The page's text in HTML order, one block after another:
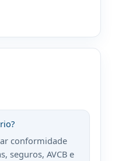
conformidade
seguros, AVCB e